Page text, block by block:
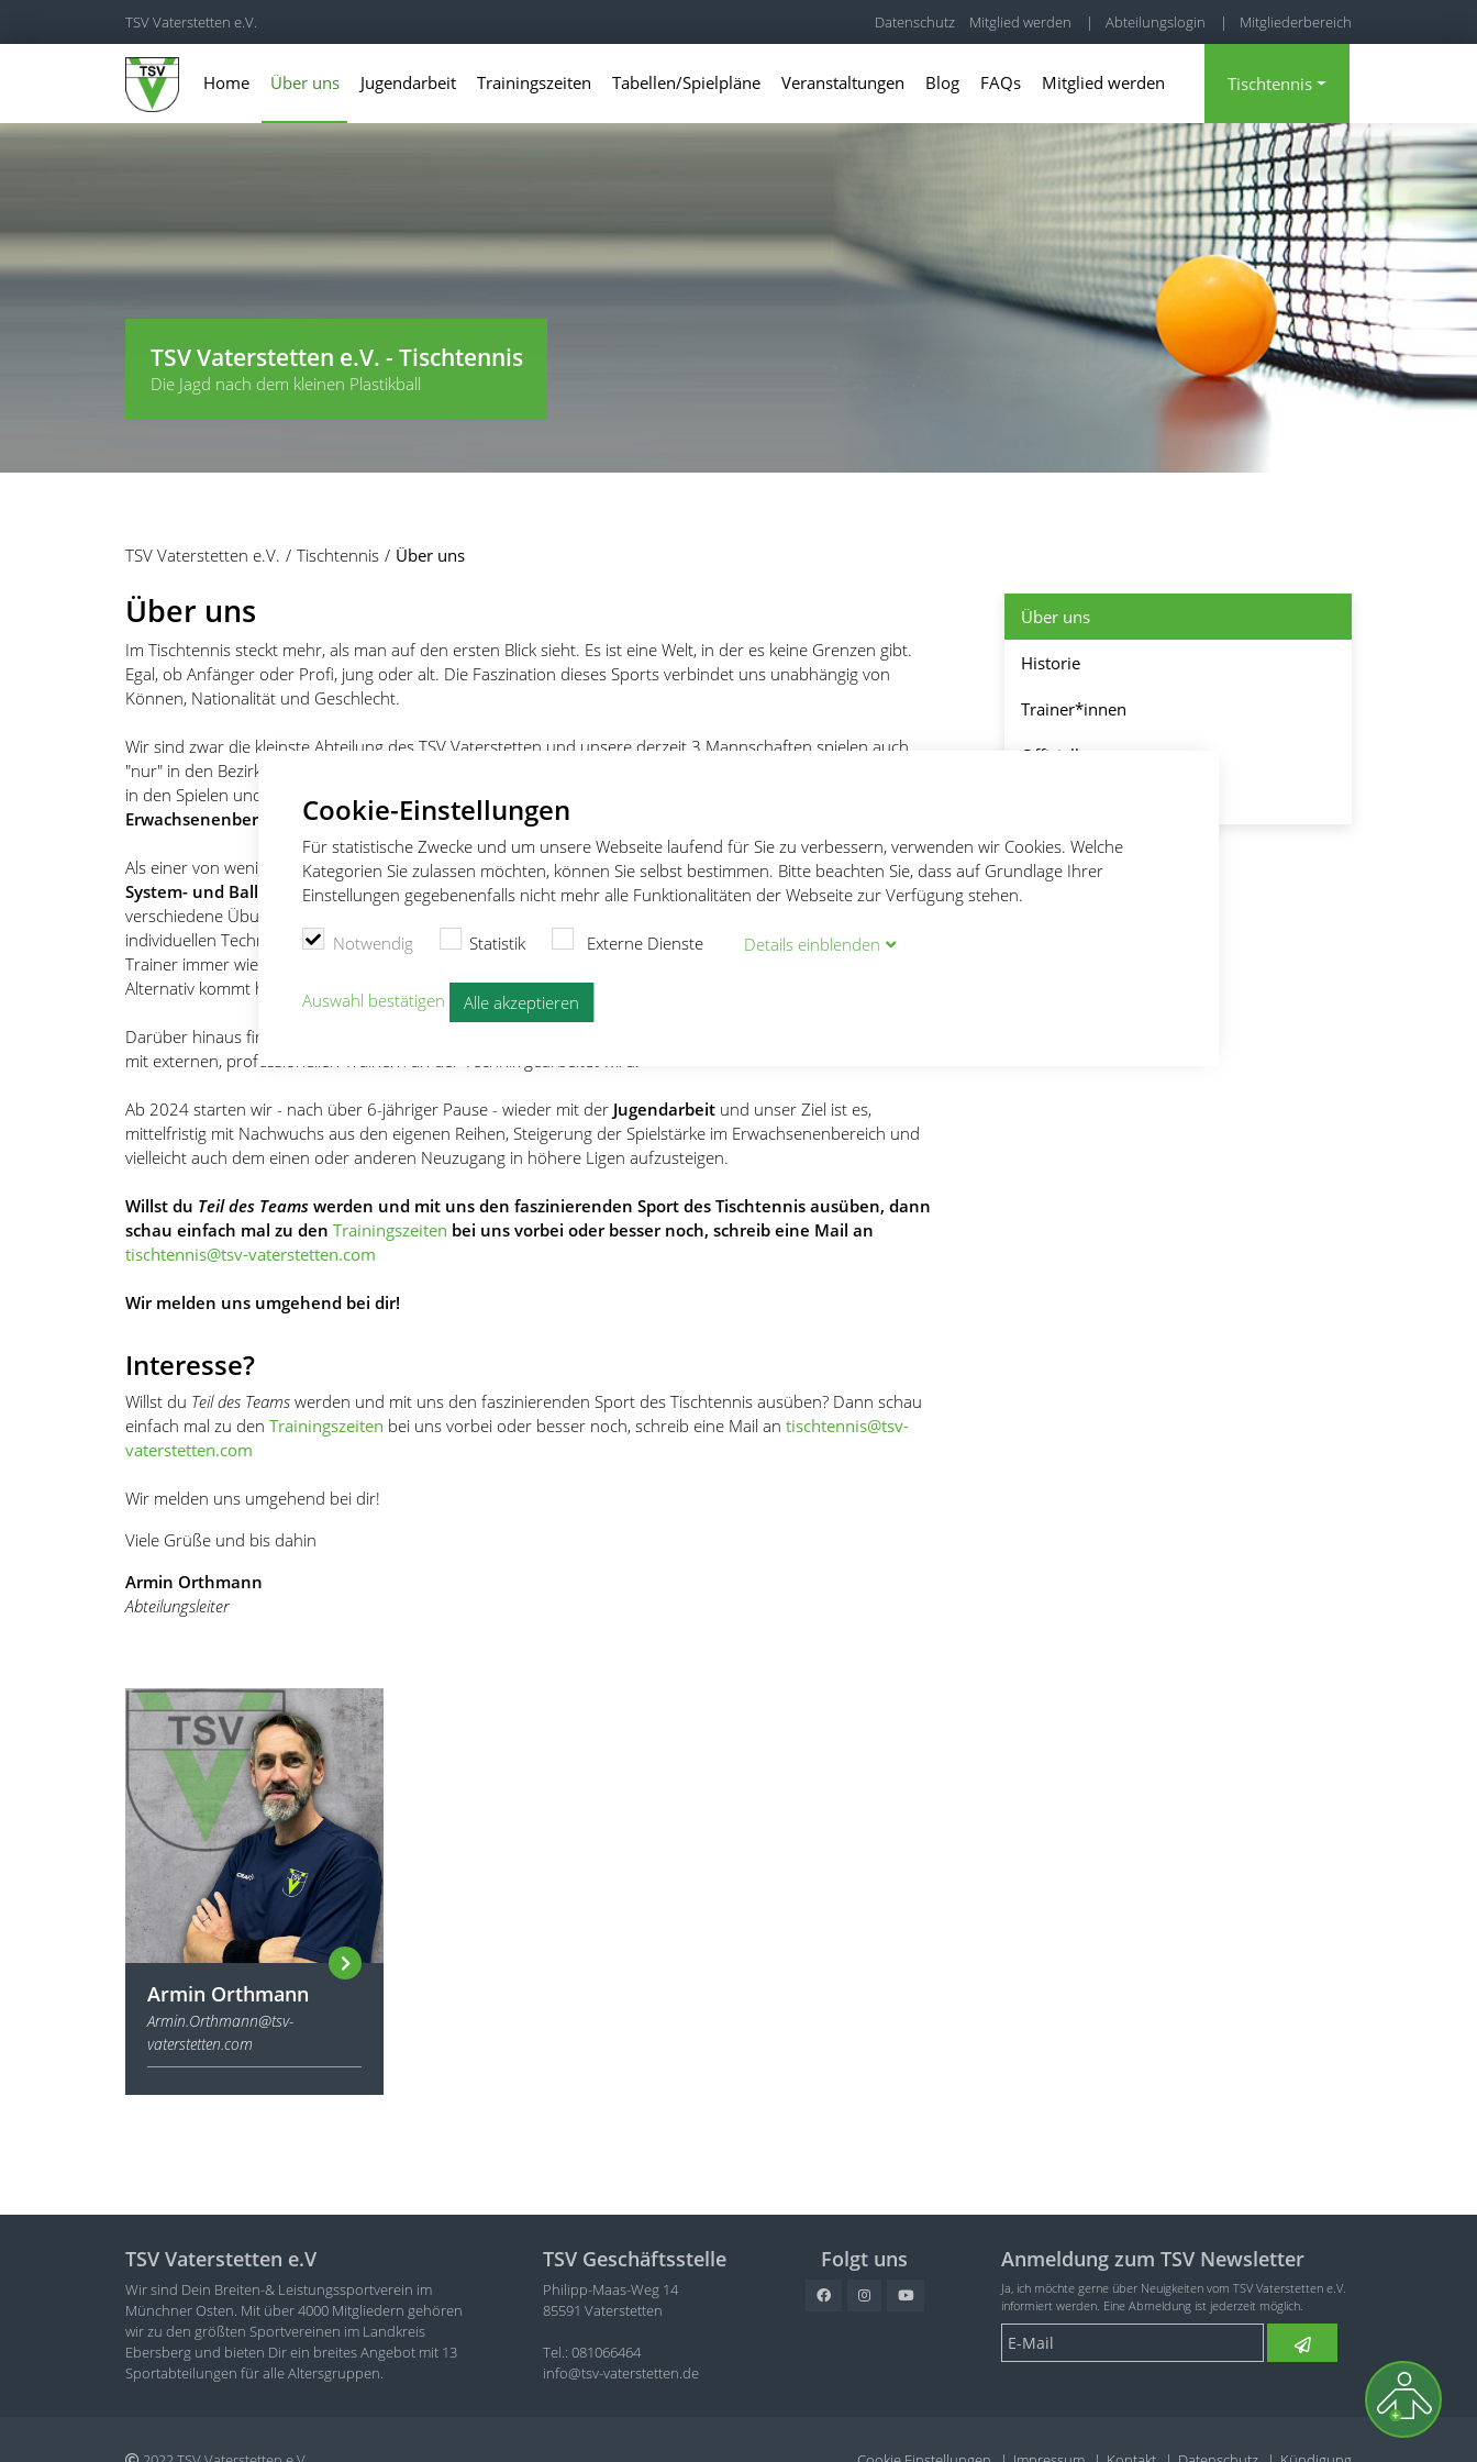
Cookie-Einstellungen
Für statistische Zwecke und um unsere Webseite laufend für Sie zu verbessern, verwenden wir Cookies. Welche
Kategorien Sie zulassen möchten, können Sie selbst bestimmen. Bitte beachten Sie, dass auf Grundlage Ihrer
Einstellungen gegebenenfalls nicht mehr alle Funktionalitäten der Webseite zur Verfügung stehen.
Notwendig Statistik Externe Dienste Details einblenden
Auswahl bestätigen Alle akzeptieren
TSV Vaterstetten e.V. Datenschutz Mitglied werden | Abteilungslogin | Mitgliederbereich
Home Über uns Jugendarbeit Trainingszeiten Tabellen/Spielpläne Veranstaltungen Blog FAQs Mitglied werden Tischtennis
TSV Vaterstetten e.V. - Tischtennis
Die Jagd nach dem kleinen Plastikball
TSV Vaterstetten e.V. Tischtennis Über uns
Über uns
Historie
Trainer*innen
Offizielle
Über uns
Im Tischtennis steckt mehr, als man auf den ersten Blick sieht. Es ist eine Welt, in der es keine Grenzen gibt.
Egal, ob Anfänger oder Profi, jung oder alt. Die Faszination dieses Sports verbindet uns unabhängig von
Können, Nationalität und Geschlecht.
Wir sind zwar die kleinste Abteilung des TSV Vaterstetten und unsere derzeit 3 Mannschaften spielen auch
"nur" in den Bezirksklassen C und D, aber wir legen sehr viel Wert auf eine gute Atmosphäre im Training und
in den Spielen und wir versuchen unsere Fähigkeiten und Fertigkeiten
Erwachsenenbereich
durch systematisches Training kontinuierlich auszubauen.
Als einer von wenigen Vereinen bieten wir - neben dem üblichen, freien Training - auch für Erwachsene ein
System- und Balleimertrainingan. Dabei werden in 2 Gruppen jeweils 2 Mal pro Woche an bis zu 5 Tischen
verschiedene Übungen zur Verbesserung von Schlagtechnik, Beinarbeit und Spieltaktik gespielt. Der
individuellen Technikverbesserung dient das Balleimer- oder auch Multi-Ball-Training, bei dem mit einem
Trainer immer wieder der gleiche Schlag oder die gleiche Schlagkombination wiederholt werden kann.
Alternativ kommt hier auch ein Ballroboter zum Einsatz.
Darüber hinaus finden etwa 1x im Monat sogenannte
mit externen, professionellen Trainern an der Technik gearbeitet wird.
Ab 2024 starten wir - nach über 6-jähriger Pause - wieder mit der Jugendarbeit und unser Ziel ist es,
mittelfristig mit Nachwuchs aus den eigenen Reihen, Steigerung der Spielstärke im Erwachsenenbereich und
vielleicht auch dem einen oder anderen Neuzugang in höhere Ligen aufzusteigen.
Willst du Teil des Teams werden und mit uns den faszinierenden Sport des Tischtennis ausüben, dann
schau einfach mal zu den Trainingszeiten bei uns vorbei oder besser noch, schreib eine Mail an
tischtennis@tsv-vaterstetten.com
Wir melden uns umgehend bei dir!
Interesse?
Willst du Teil des Teams werden und mit uns den faszinierenden Sport des Tischtennis ausüben? Dann schau
einfach mal zu den Trainingszeiten bei uns vorbei oder besser noch, schreib eine Mail an tischtennis@tsv-
vaterstetten.com
Wir melden uns umgehend bei dir!
Viele Grüße und bis dahin
Armin Orthmann
Abteilungsleiter
Armin Orthmann
Armin.Orthmann@tsv-
vaterstetten.com
TSV Vaterstetten e.V
Wir sind Dein Breiten-& Leistungssportverein im
Münchner Osten. Mit über 4000 Mitgliedern gehören
wir zu den größten Sportvereinen im Landkreis
Ebersberg und bieten Dir ein breites Angebot mit 13
Sportabteilungen für alle Altersgruppen.
TSV Geschäftsstelle
Philipp-Maas-Weg 14
85591 Vaterstetten
Tel.: 081066464
info@tsv-vaterstetten.de
Folgt uns Anmeldung zum TSV Newsletter
Ja, ich möchte gerne über Neuigkeiten vom TSV Vaterstetten e.V.
informiert werden. Eine Abmeldung ist jederzeit möglich.